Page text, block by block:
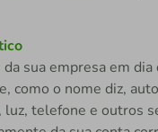
sua empresa em
como o nome diz,
luz, telefone e outros